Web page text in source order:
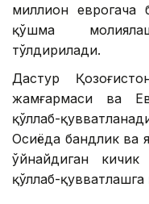
миллион еврогача
қўшма
тўлдирилади.
Дастур
жамғармаси ва
қўллаб-
Осиёда бандлик ва
ўйнайдиган
қўллаб-қувватлашга